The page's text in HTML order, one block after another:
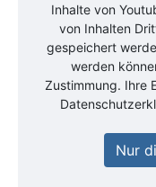
Inhalte von
von Inhalten
gespeichert
werden
Zustimmung. Ihre
Nur